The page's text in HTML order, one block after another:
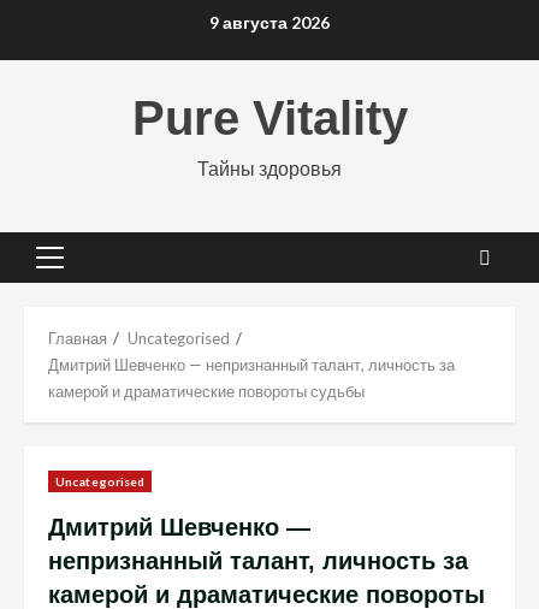
9 августа 2026
Pure Vitality
Тайны здоровья
Основное
Главная
Uncategorised
Дмитрий Шевченко — непризнанный талант, личность за
камерой и драматические повороты судьбы
Uncategorised
Дмитрий Шевченко —
непризнанный талант, личность за
камерой и драматические повороты